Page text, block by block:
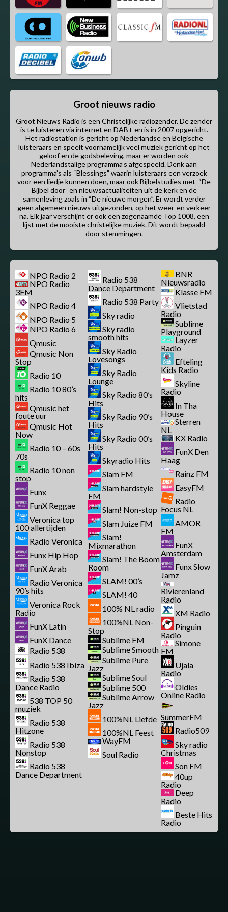
Groot nieuws radio
Groot Nieuws Radio is een Christelijke radiozender. De zender
is te luisteren via internet en DAB+ en is in 2007 opgericht.
Het radiostation is gericht op Nederlandse en Belgische
luisteraars en speelt voornamelijk veel muziek gericht op het
geloof en de godsbeleving, maar er worden ook
Nederlandstalige programma’s afgespeeld. Denk aan
programma’s als “Blessings” waarin luisteraars een verzoek
voor een liedje kunnen doen, maar ook Bijbelstudies met “De
Bijbel door” en nieuwsactualiteiten uit de kerk en de
samenleving zoals in “De nieuwe morgen”. Er wordt verder
geen algemeen nieuws uitgezonden, op het weer-en verkeer
na. Elk jaar verschijnt er ook een zogenaamde Top 1008, een
lijst met de mooiste christelijke muziek. Dit wordt bepaald
door stemmingen.
NPO Radio 2
NPO Radio
3FM
NPO Radio 4
NPO Radio 5
NPO Radio 6
Qmusic
Qmusic Non
Stop
Radio 10
Radio 10 80’s
hits
Qmusic het
foute uur
Qmusic Hot
Now
Radio 10 – 60s
70s
Radio 10 non
stop
Funx
FunX Reggae
Veronica top
100 allertijden
Radio Veronica
Funx Hip Hop
FunX Arab
Radio Veronica
90’s hits
Veronica Rock
Radio
FunX Latin
FunX Dance
Radio 538
Radio 538 Ibiza
Radio 538
Dance Radio
538 TOP 50
muziek
Radio 538
Hitzone
Radio 538
Nonstop
Radio 538
Dance Department
Radio 538
Dance Department
Radio 538 Party
Sky radio
Sky radio
smooth hits
Sky Radio
Lovesongs
Sky Radio
Lounge
Sky Radio 80’s
Hits
Sky Radio 90’s
Hits
Sky Radio 00’s
Hits
Skyradio Hits
Slam FM
Slam hardstyle
FM
Slam! Non-stop
Slam Juize FM
Slam!
Mixmarathon
Slam! The Boom
Room
SLAM! 00’s
SLAM! 40
100% NL radio
100%NL Non-
Stop
Sublime FM
Sublime Smooth
Sublime Pure
Jazz
Sublime Soul
Sublime 500
Sublime Arrow
Jazz
100%NL Liefde
100%NL Feest
WayFM
Soul Radio
BNR
Nieuwsradio
Klasse FM
Vlietstad
Radio
Sublime
Playground
Layzer
Radio
Efteling
Kids Radio
Skyline
Radio
In Tha
House
Sterren
NL
KX Radio
FunX Den
Haag
Rainz FM
EasyFM
Radio
Focus NL
AMOR
FM
FunX
Amsterdam
Funx Slow
Jamz
Rivierenland
Radio
XM Radio
Pinguin
Radio
Simone
FM
Ujala
Radio
Oldies
Online Radio
SummerFM
Radio509
Sky radio
Christmas
Son FM
40up
Radio
Deep
Radio
Beste Hits
Radio